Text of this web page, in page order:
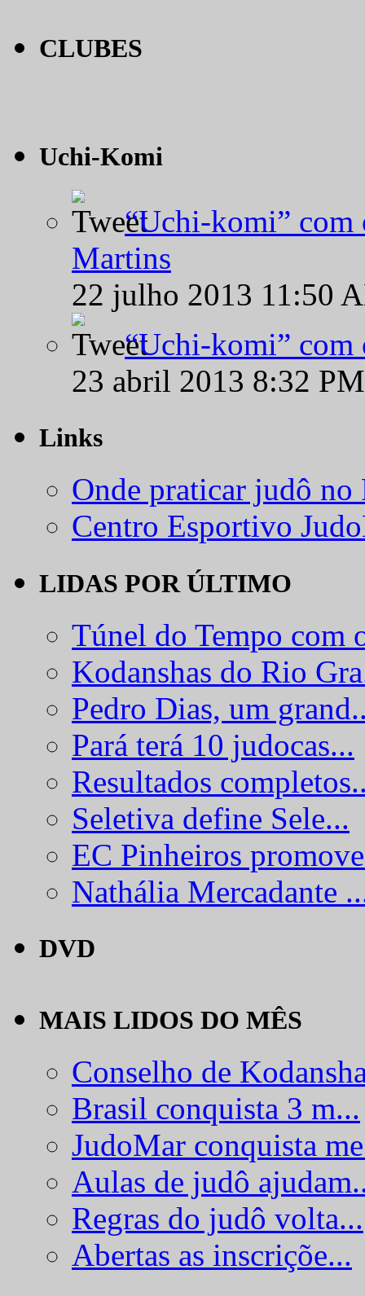
CLUBES
Uchi-Komi
“Uchi-komi” com
Martins
22 julho 2013 11:50
“Uchi-komi” com
23 abril 2013 8:32
Links
Onde praticar judô
Centro Esportivo
LIDAS POR ÚLTIMO
Túnel do Tempo com
Kodanshas do Rio
Pedro Dias, um
Pará terá 10 judocas...
Resultados
Seletiva define Sele...
EC Pinheiros
Nathália Mercadante
DVD
MAIS LIDOS DO MÊS
Conselho de
Brasil conquista 3 m...
JudoMar conquista
Aulas de judô
Regras do judô volta...
Abertas as inscriçõe...